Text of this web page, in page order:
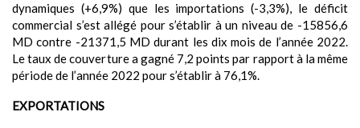
dynamiques (+6,9%) que les importations (-3,3%), le déficit
commercial s’est allégé pour s’établir à un niveau de -15856,6
MD contre -21371,5 MD durant les dix mois de l’année 2022.
Le taux de couverture a gagné 7,2 points par rapport à la même
période de l’année 2022 pour s’établir à 76,1%.
EXPORTATIONS